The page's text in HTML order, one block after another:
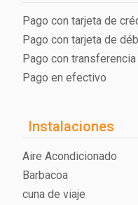
Pago con tarjeta de
Pago con tarjeta de
Pago con transferencia
Pago en efectivo
Instalaciones
Aire Acondicionado
Barbacoa
cuna de viaje